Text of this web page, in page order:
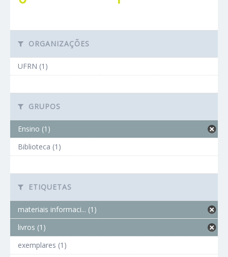
ORGANIZAÇÕES
UFRN (1)
GRUPOS
Ensino (1)
Biblioteca (1)
ETIQUETAS
materiais informaci... (1)
livros (1)
exemplares (1)